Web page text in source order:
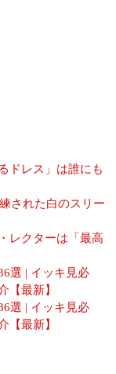
ドレス」は誰にも
された白のスリー
レクターは「最高
選 | イッキ見必
【最新】
選 | イッキ見必
【最新】